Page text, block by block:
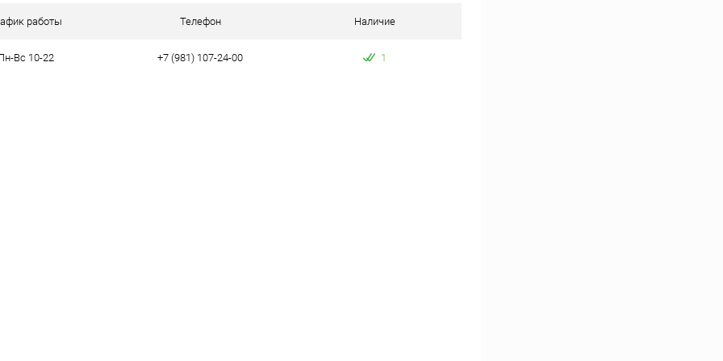
работы Телефон Наличие
Вс 10-22 +7 (981) 107-24-00 1